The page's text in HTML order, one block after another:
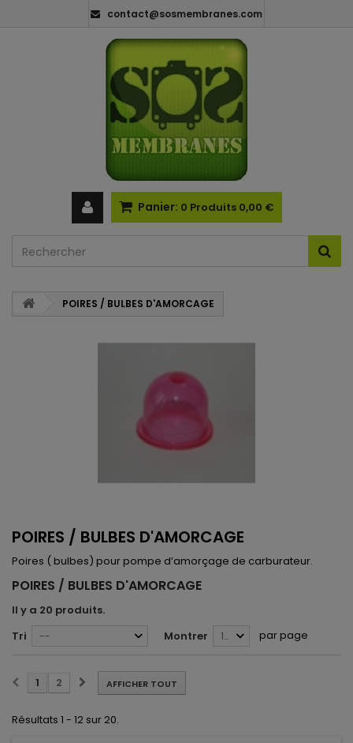
contact@sosmembranes.com
Panier: 0 Produits 0,00 €
POIRES / BULBES D'AMORCAGE
POIRES / BULBES D'AMORCAGE
Poires ( bulbes) pour pompe d’amorçage de carburateur.
POIRES / BULBES D'AMORCAGE
Il y a 20 produits.
Tri
-- Montrer 12 par page
AFFICHER TOUT
1 2
Résultats 1 - 12 sur 20.